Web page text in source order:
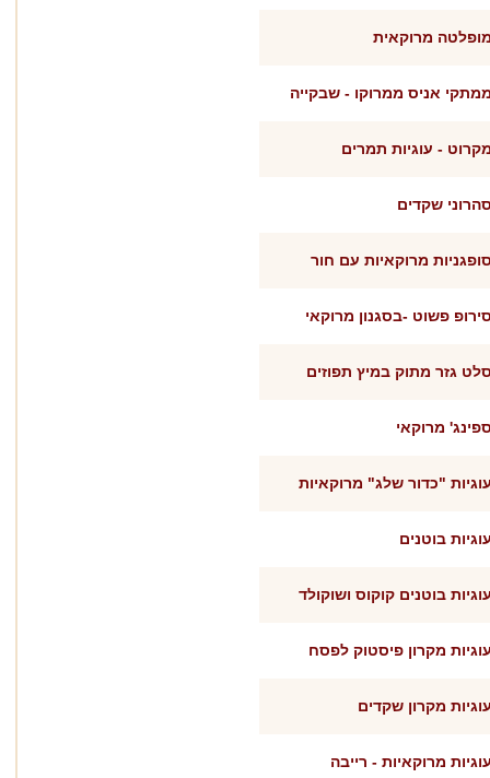
מרוקאית
אניס ממרוקו - שבקייה
- עוגיות תמרים
שקדים
מרוקאיות עם חור
פשוט -בסגנון מרוקאי
גזר מתוק במיץ תפוזים
מרוקאי
"כדור שלג" מרוקאיות
בוטנים
בוטנים קוקוס ושוקולד
מקרון פיסטוק לפסח
מקרון שקדים
מרוקאיות - רייבה